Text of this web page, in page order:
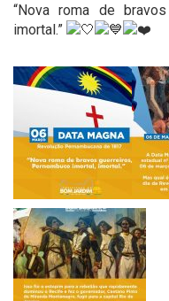
“Nova roma de
imortal.”